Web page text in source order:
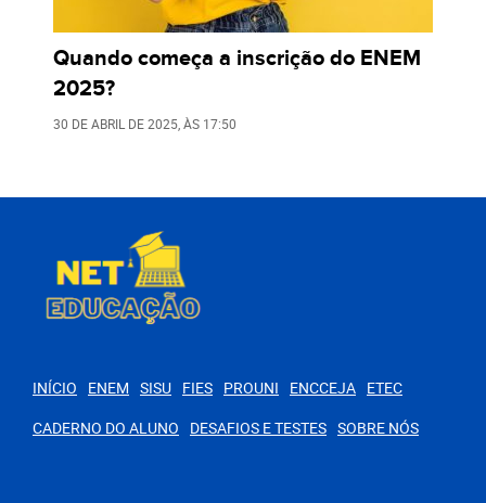
PARA VOCÊ
Quando começa a inscrição do ENEM
2025?
30 DE ABRIL DE 2025, ÀS 17:50
INÍCIO ENEM SISU FIES PROUNI ENCCEJA ETEC
CADERNO DO ALUNO
DESAFIOS E TESTES SOBRE NÓS